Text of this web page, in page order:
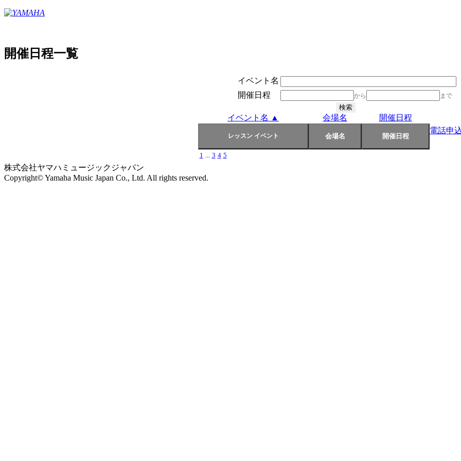
開催日程一覧
イベント名
開催日程
から まで
イベント名 ▲ 会場名
開催日程
電話申
1 3 4 5
株式会社ヤマハミュージックジャパン
Copyright© Yamaha Music Japan Co., Ltd. All rights reserved.